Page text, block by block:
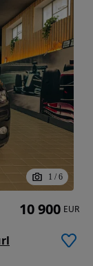
1 / 6
10 900 EUR